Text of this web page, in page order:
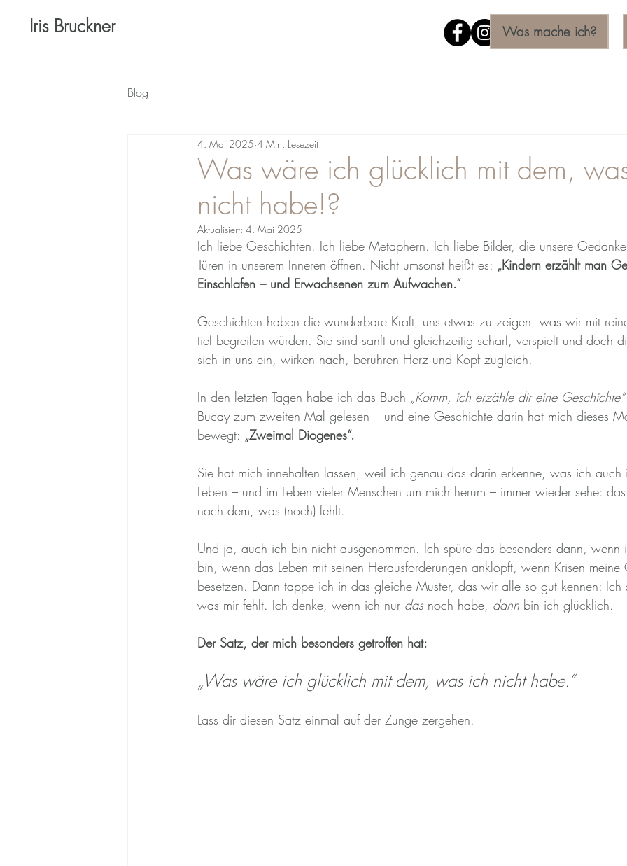
Iris Bruckner Was mache ich?
Blog
Was wäre ich glücklich mit dem,
nicht habe!?
4. Mai 2025 4 Min. Lesezeit
Aktualisiert: 4. Mai 2025
Ich liebe Geschichten. Ich liebe Metaphern. Ich liebe Bilder, die unsere
Türen in unserem Inneren öffnen. Nicht umsonst heißt es: „Kindern erzählt man
Einschlafen – und Erwachsenen zum Aufwachen.“
Geschichten haben die wunderbare Kraft, uns etwas zu zeigen, was wir mit
tief begreifen würden. Sie sind sanft und gleichzeitig scharf, verspielt und doch
sich in uns ein, wirken nach, berühren Herz und Kopf zugleich.
In den letzten Tagen habe ich das Buch „Komm, ich erzähle dir eine Geschichte“
Bucay zum zweiten Mal gelesen – und eine Geschichte darin hat mich dieses
bewegt: „Zweimal Diogenes“.
Sie hat mich innehalten lassen, weil ich genau das darin erkenne, was ich
Leben – und im Leben vieler Menschen um mich herum – immer wieder sehe:
nach dem, was (noch) fehlt.
Und ja, auch ich bin nicht ausgenommen. Ich spüre das besonders dann, wenn
bin, wenn das Leben mit seinen Herausforderungen anklopft, wenn Krisen
besetzen. Dann tappe ich in das gleiche Muster, das wir alle so gut kennen:
was mir fehlt. Ich denke, wenn ich nur das noch habe, dann bin ich glücklich.
Der Satz, der mich besonders getroffen hat:
„Was wäre ich glücklich mit dem, was ich nicht habe.“
Lass dir diesen Satz einmal auf der Zunge zergehen.